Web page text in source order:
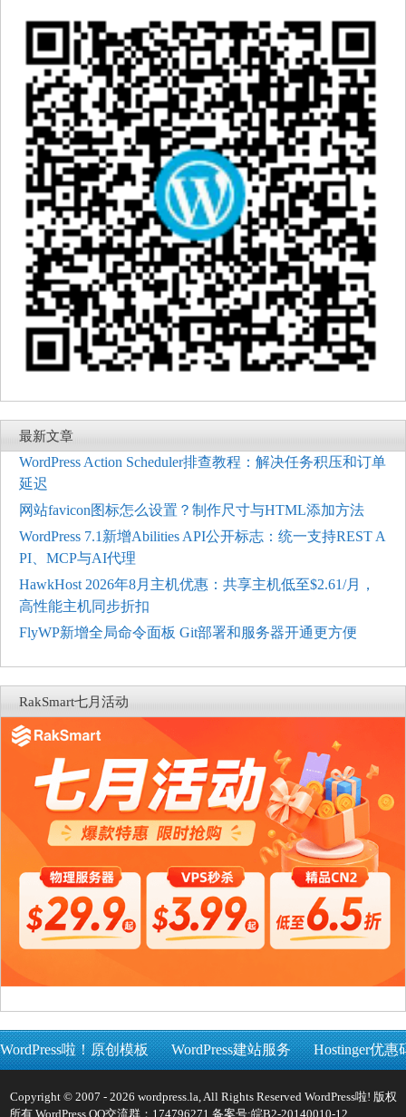
最新文章
WordPress Action Scheduler排查教程：解决任务积压和订单
延迟
网站favicon图标怎么设置？制作尺寸与HTML添加方法
WordPress 7.1新增Abilities API公开标志：统一支持REST A
PI、MCP与AI代理
HawkHost 2026年8月主机优惠：共享主机低至$2.61/月，
高性能主机同步折扣
FlyWP新增全局命令面板 Git部署和服务器开通更方便
RakSmart七月活动
WordPress啦！原创模板 WordPress建站服务 Hostinger优惠
Copyright © 2007 - 2026 wordpress.la, All Rights Reserved WordPress啦! 版权
所有 WordPress QQ交流群：174796271 备案号:皖B2-20140010-12